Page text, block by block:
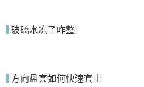
玻璃水冻了咋整
方向盘套如何快速套上